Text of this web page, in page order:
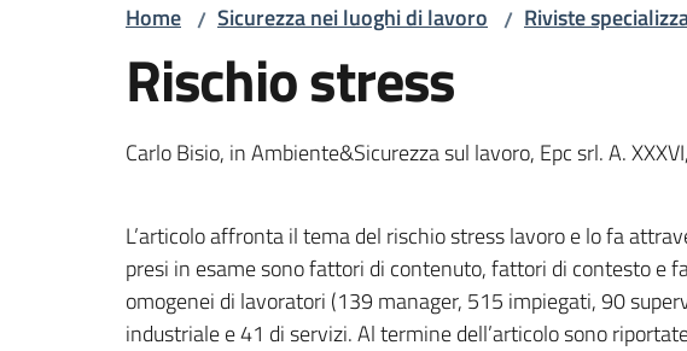
Home / Sicurezza nei luoghi di lavoro / Riviste
Rischio stress
Carlo Bisio, in Ambiente&Sicurezza sul lavoro, Epc srl. A.
L’articolo affronta il tema del rischio stress lavoro e lo fa
presi in esame sono fattori di contenuto, fattori di contesto e
omogenei di lavoratori (139 manager, 515 impiegati, 90
industriale e 41 di servizi. Al termine dell’articolo sono